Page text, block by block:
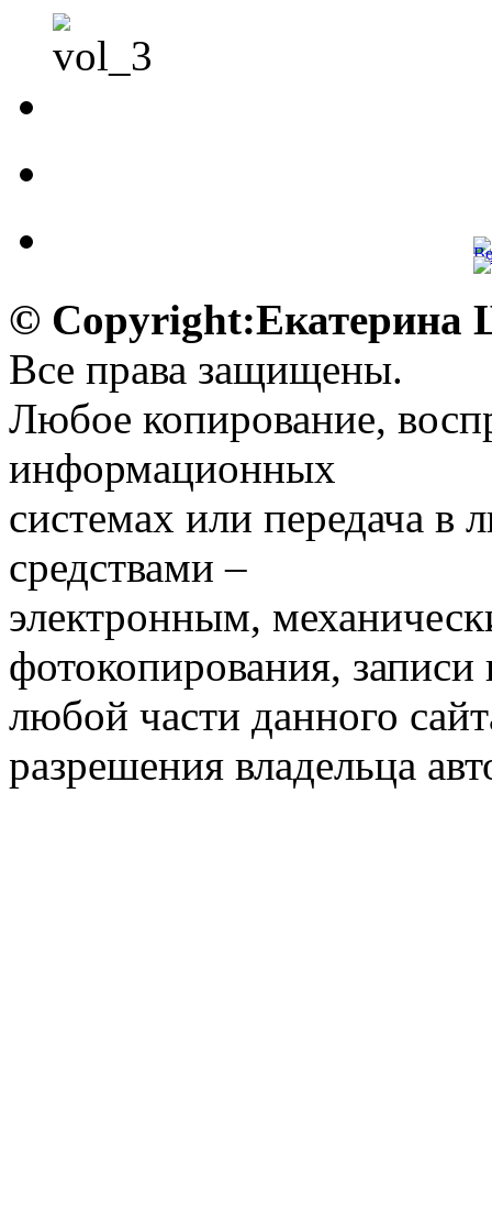
© Copyright:Екатерина
Все права защищены.
Любое копирование,
информационных
системах или передача
средствами –
электронным,
фотокопирования,
любой части данного
разрешения владельца